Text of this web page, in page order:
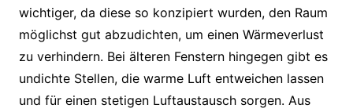
wichtiger, da diese so konzipiert wurden, den Raum
möglichst gut abzudichten, um einen Wärmeverlust
zu verhindern. Bei älteren Fenstern hingegen gibt es
undichte Stellen, die warme Luft entweichen lassen
und für einen stetigen Luftaustausch sorgen. Aus